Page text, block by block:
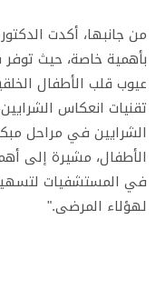
من جانبها، أكدت
بأهمية خاصة، حيث
عيوب قلب الأطفال
تقنيات انعكاس
الشرايين في مراحل
الأطفال، مشيرة إلى
في المستشفيات لتسهيل
لهؤلاء المرضى."